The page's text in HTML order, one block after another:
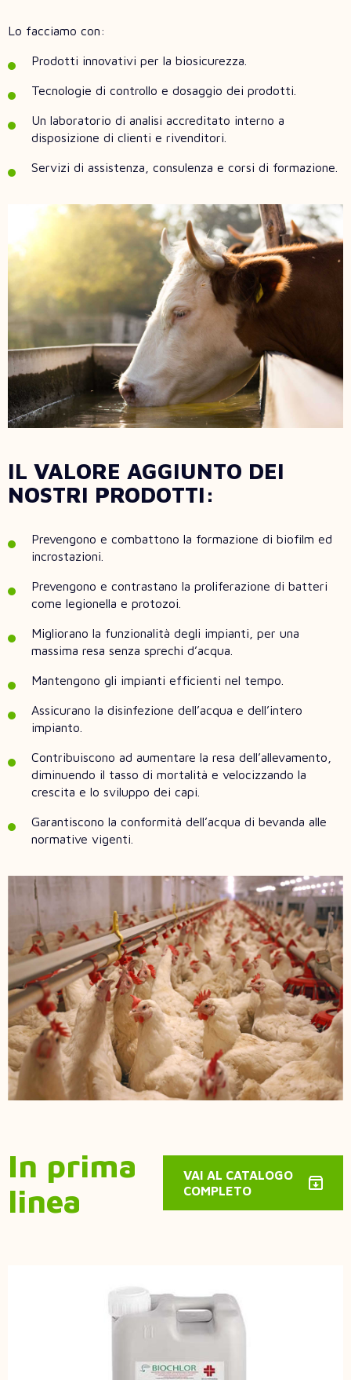
Lo facciamo con:
Prodotti innovativi per la biosicurezza.
Tecnologie di controllo e dosaggio dei prodotti.
Un laboratorio di analisi accreditato interno a
disposizione di clienti e rivenditori.
Servizi di assistenza, consulenza e corsi di formazione.
IL VALORE AGGIUNTO DEI
NOSTRI PRODOTTI:
Prevengono e combattono la formazione di biofilm ed
incrostazioni.
Prevengono e contrastano la proliferazione di batteri
come legionella e protozoi.
Migliorano la funzionalità degli impianti, per una
massima resa senza sprechi d’acqua.
Mantengono gli impianti efficienti nel tempo.
Assicurano la disinfezione dell’acqua e dell’intero
impianto.
Contribuiscono ad aumentare la resa dell’allevamento,
diminuendo il tasso di mortalità e velocizzando la
crescita e lo sviluppo dei capi.
Garantiscono la conformità dell’acqua di bevanda alle
normative vigenti.
In prima
linea
VAI AL CATALOGO
COMPLETO